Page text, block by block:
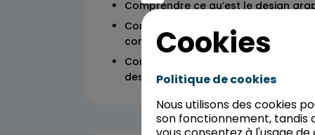
Comprendre ce qu’est le design
Comprendre la diversité des métiers
constituent le savoir-faire du design
Comprendre les interactions entre
design graphique
Cookies
Politique de cookies
Nous utilisons des cookies
son fonctionnement, tandis